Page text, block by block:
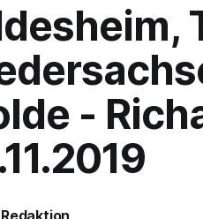
-
Redaktion